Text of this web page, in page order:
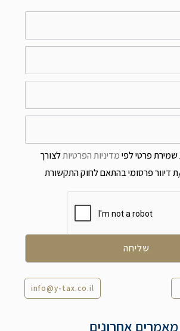
פרטי לפימדיניות הפרטיותלצורך
ת דיוור פרסומי בהתאם לחוק התקשורת
info@y-tax.co.il
מאמרים אחרונים